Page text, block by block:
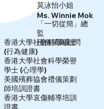
莫泳怡小姐
「一切從簡」總
監
殯儀策劃顧問
香港大學社會科學碩士
(行為健康)
香港大學社會科學榮譽
學士 (心理學)
美國殯葬協會禮儀策劃
師培訓證書
香港大學哀傷輔導培訓
證書
Ms. Winnie Mok